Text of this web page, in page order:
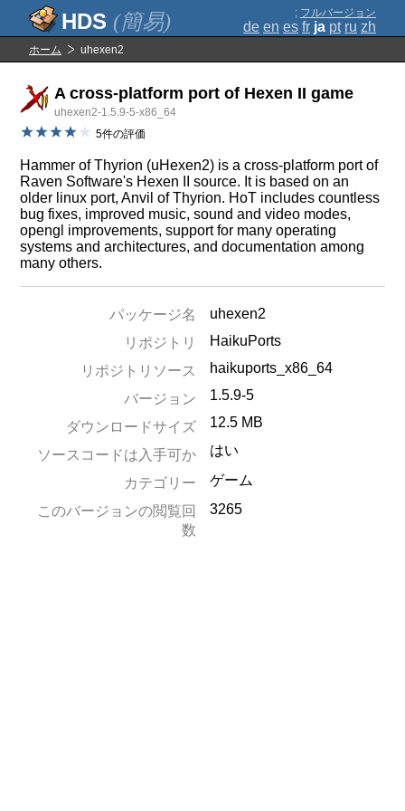
(簡易) ; フルバージョン
de en es fr ja pt ru zh
ホーム uhexen2
A cross-platform port of Hexen II game
uhexen2-1.5.9-5-x86_64
5件の評価
Hammer of Thyrion (uHexen2) is a cross-platform port of
Raven Software's Hexen II source. It is based on an
older linux port, Anvil of Thyrion. HoT includes countless
bug fixes, improved music, sound and video modes,
opengl improvements, support for many operating
systems and architectures, and documentation among
many others.
パッケージ名
uhexen2
リポジトリ
HaikuPorts
リポジトリソース
haikuports_x86_64
バージョン
1.5.9-5
ダウンロードサイズ 12.5 MB
ソースコードは入手可か はい
カテゴリー
ゲーム
このバージョンの閲覧回
数
3265